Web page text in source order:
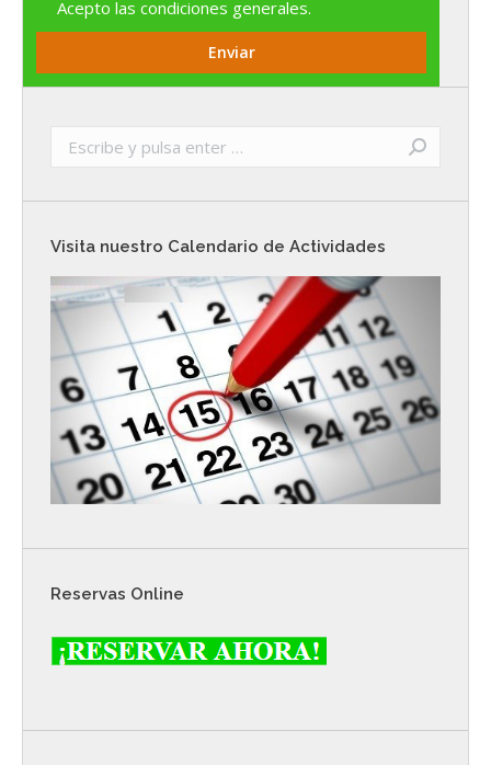
Acepto las condiciones generales.
Buscar:
Visita nuestro Calendario de Actividades
Reservas Online